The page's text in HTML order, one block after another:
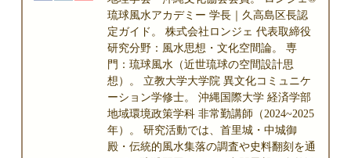
琉球風水アカデミー 学長｜久高島区長認
定ガイド。 株式会社ロンジェ 代表取締役
研究分野：風水思想・文化空間論。 専
門：琉球風水（近世琉球の空間設計思
想）。 立教大学大学院 異文化コミュニケ
ーション学修士。 沖縄国際大学 経済学部
地域環境政策学科 非常勤講師（2024~2025
年）。 研究活動では、首里城・中城御
殿・伝統的風水集落の調査や史料翻刻を通